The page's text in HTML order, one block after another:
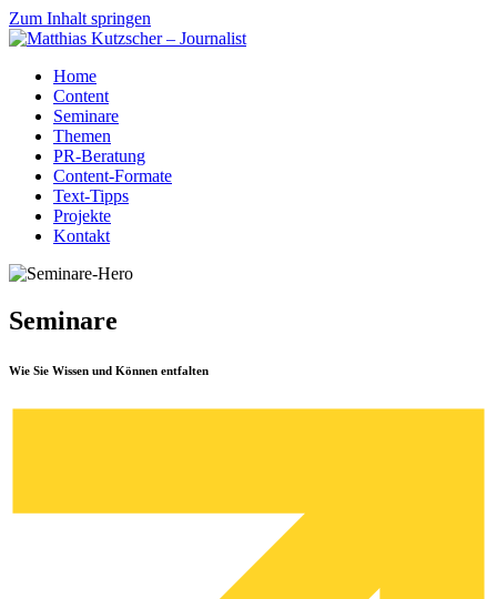
Zum Inhalt springen
Home
Content
Seminare
Themen
PR-Beratung
Content-Formate
Text-Tipps
Projekte
Kontakt
Seminare
Wie Sie Wissen und Können entfalten